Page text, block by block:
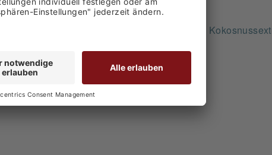
Ananassaftkonzentrat, Kokossirup (Zucker,